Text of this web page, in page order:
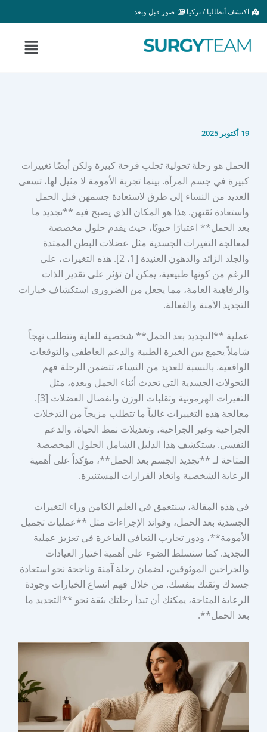
تخطي
إلى
المحتوى
اكتشف أنطاليا / تركيا صور قبل وبعد
القائمة
19 أكتوبر 2025
الحمل هو رحلة تحولية تجلب فرحة كبيرة ولكن أيضًا تغييرات
كبيرة في جسم المرأة. بينما تجربة الأمومة لا مثيل لها، تسعى
العديد من النساء إلى طرق لاستعادة جسمهن قبل الحمل
واستعادة ثقتهن. هذا هو المكان الذي يصبح فيه **تجديد ما
بعد الحمل** اعتبارًا حيويًا، حيث يقدم حلول مخصصة
لمعالجة التغيرات الجسدية مثل عضلات البطن الممتدة
والجلد الزائد والدهون العنيدة [1، 2]. هذه التغيرات، على
الرغم من كونها طبيعية، يمكن أن تؤثر على تقدير الذات
والرفاهية العامة، مما يجعل من الضروري استكشاف خيارات
التجديد الآمنة والفعالة.
عملية **التجديد بعد الحمل** شخصية للغاية وتتطلب نهجاً
شاملاً يجمع بين الخبرة الطبية والدعم العاطفي والتوقعات
الواقعية. بالنسبة للعديد من النساء، تتضمن الرحلة فهم
التحولات الجسدية التي تحدث أثناء الحمل وبعده، مثل
التغيرات الهرمونية وتقلبات الوزن وانفصال العضلات [3].
معالجة هذه التغييرات غالباً ما تتطلب مزيجاً من التدخلات
الجراحية وغير الجراحية، وتعديلات نمط الحياة، والدعم
النفسي. يستكشف هذا الدليل الشامل الحلول المخصصة
المتاحة لـ **تجديد الجسم بعد الحمل**، مؤكداً على أهمية
الرعاية الشخصية واتخاذ القرارات المستنيرة.
في هذه المقالة، سنتعمق في العلم الكامن وراء التغيرات
الجسدية بعد الحمل، وفوائد الإجراءات مثل **عمليات تجميل
الأمومة**، ودور تجارب التعافي الفاخرة في تعزيز عملية
التجديد. كما سنسلط الضوء على أهمية اختيار العيادات
والجراحين الموثوقين، لضمان رحلة آمنة وناجحة نحو استعادة
جسدك وثقتك بنفسك. من خلال فهم اتساع الخيارات وجودة
الرعاية المتاحة، يمكنك أن تبدأ رحلتك بثقة نحو **التجديد ما
بعد الحمل**.